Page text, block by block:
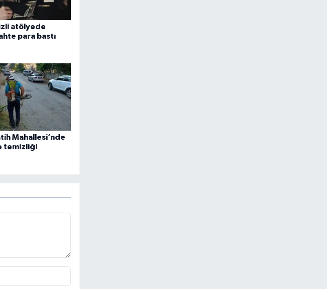
atölyede
para bastı
Mahallesi’nde
temizliği